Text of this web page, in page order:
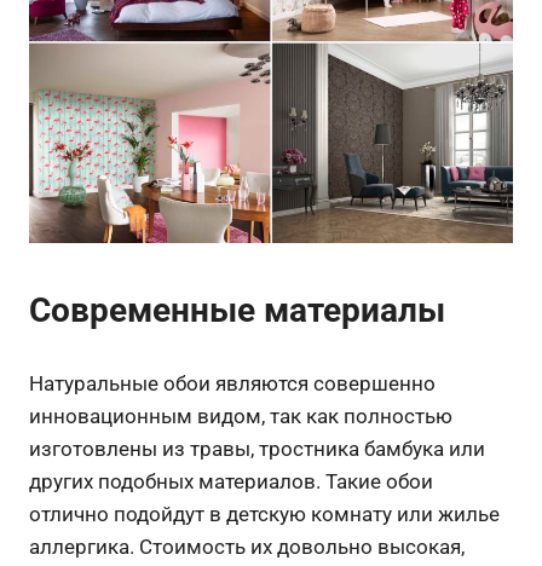
Современные материалы
Натуральные обои являются совершенно
инновационным видом, так как полностью
изготовлены из травы, тростника бамбука или
других подобных материалов. Такие обои
отлично подойдут в детскую комнату или жилье
аллергика. Стоимость их довольно высокая,